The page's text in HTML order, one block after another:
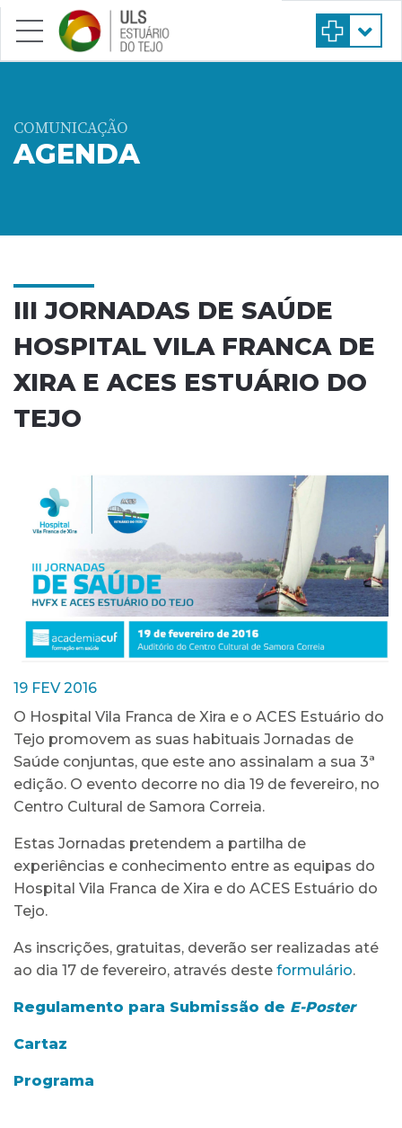
Saltar para conteúdo principal
COMUNICAÇÃO
AGENDA
III JORNADAS DE SAÚDE
HOSPITAL VILA FRANCA DE
XIRA E ACES ESTUÁRIO DO
TEJO
19 FEV 2016
O Hospital Vila Franca de Xira e o ACES Estuário do
Tejo promovem as suas habituais Jornadas de
Saúde conjuntas, que este ano assinalam a sua 3ª
edição. O evento decorre no dia 19 de fevereiro, no
Centro Cultural de Samora Correia.
Estas Jornadas pretendem a partilha de
experiências e conhecimento entre as equipas do
Hospital Vila Franca de Xira e do ACES Estuário do
Tejo.
As inscrições, gratuitas, deverão ser realizadas até
ao dia 17 de fevereiro, através deste formulário.
Regulamento para Submissão de E-Poster
Cartaz
Programa